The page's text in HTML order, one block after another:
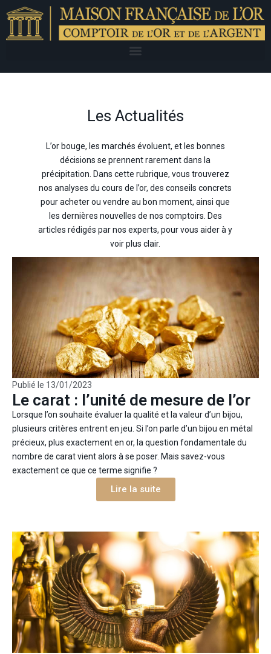
Les Actualités
L’or bouge, les marchés évoluent, et les bonnes
décisions se prennent rarement dans la
précipitation. Dans cette rubrique, vous trouverez
nos analyses du cours de l’or, des conseils concrets
pour acheter ou vendre au bon moment, ainsi que
les dernières nouvelles de nos comptoirs. Des
articles rédigés par nos experts, pour vous aider à y
voir plus clair.
Publié le 13/01/2023
Le carat : l’unité de mesure de l’or
Lorsque l’on souhaite évaluer la qualité et la valeur d’un bijou,
plusieurs critères entrent en jeu. Si l’on parle d’un bijou en métal
précieux, plus exactement en or, la question fondamentale du
nombre de carat vient alors à se poser. Mais savez-vous
exactement ce que ce terme signifie ?
Lire la suite